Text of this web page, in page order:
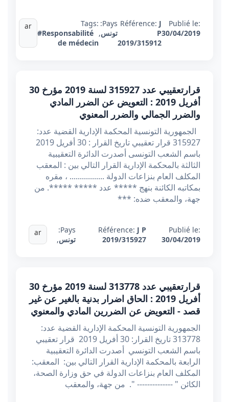
Publié le:
30/04/2019
Référence: J
P
2019/315912
Pays:
تونس,
Tags:
#Responsabilité
de médecin
ar
قرارتعقيبي عدد 315927 ​​​​​​​لسنة 2019 مؤرخ 30
أفريل 2019 : التعويض عن الضرر المادي
والضرر الجمالي والضرر المعنوي
الجمهورية التونسية المحكمة الإدارية القضية عدد:
315927 قرار تعقيبي تاريخ القرار : 30 أفريل 2019
باسم الشعب التونسى أصدرت الدائرة التعقيبية
الثالثة بالمحكمة الإدارية القرار التالي بين : المعقب
المكلف العام بنزاعات الدولة ................. ، مقره
بمكاتبه الكائنة بنهج ***** عدد ***** *****. من
جهة، والمعقب ضده: ***
Publié le:
30/04/2019
Référence: J P
2019/315927
Pays:
تونس,
ar
قرارتعقيبي عدد 313778 ​​​​​​​لسنة 2019 مؤرخ 30
أفريل 2019 : الحاق اضرار بدنية بالغير عن غير
قصد - التعويض عن الضررين المادي والمعنوي
الجمهورية التونسية المحكمة الإدارية القضية عدد:
313778 تاريخ القرار: 30 أفريل 2019 قرار تعقيبي
باسم الشعب التونسي أصدرت الدائرة التعقيبية
الرابعة بالمحكمة الإدارية القرار التالي بين: المعقب:
المكلف العام بنزاعات الدولة في حق وزارة الصحة،
الكائن " -------------- ". من جهة، والمعقب